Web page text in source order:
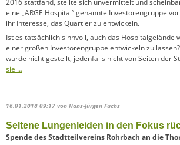
eine „ARGE Hospital” genannte Investorengruppe
ihr Interesse, das Quartier zu entwickeln.
Ist es tatsächlich sinnvoll, auch das Hospitalgelände
einer großen Investorengruppe entwickeln zu
wurde nicht gestellt, jedenfalls nicht von Seiten der
sie …
16.01.2018 09:17 von Hans-Jürgen Fuchs
Seltene Lungenleiden in den Fokus
Spende des Stadtteilvereins Rohrbach an die